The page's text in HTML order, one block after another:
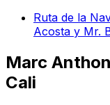
Ruta de la
Acosta y Mr.
Marc
Cali